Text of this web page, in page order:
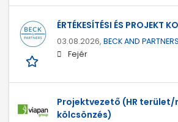
ÉRTÉKESÍTÉSI ÉS PROJEKT
03.08.2026, BECK AND
Fejér
Projektvezető (HR
kölcsönzés)